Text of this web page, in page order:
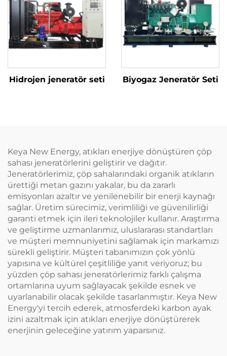
Hidrojen jeneratör seti Biyogaz Jeneratör Seti
Keya New Energy, atıkları enerjiye dönüştüren çöp
sahası jeneratörlerini geliştirir ve dağıtır.
Jeneratörlerimiz, çöp sahalarındaki organik atıkların
ürettiği metan gazını yakalar, bu da zararlı
emisyonları azaltır ve yenilenebilir bir enerji kaynağı
sağlar. Üretim sürecimiz, verimliliği ve güvenilirliği
garanti etmek için ileri teknolojiler kullanır. Araştırma
ve geliştirme uzmanlarımız, uluslararası standartları
ve müşteri memnuniyetini sağlamak için markamızı
sürekli geliştirir. Müşteri tabanımızın çok yönlü
yapısına ve kültürel çeşitliliğe yanıt veriyoruz; bu
yüzden çöp sahası jeneratörlerimiz farklı çalışma
ortamlarına uyum sağlayacak şekilde esnek ve
uyarlanabilir olacak şekilde tasarlanmıştır. Keya New
Energy'yi tercih ederek, atmosferdeki karbon ayak
izini azaltmak için atıkları enerjiye dönüştürerek
enerjinin geleceğine yatırım yaparsınız.